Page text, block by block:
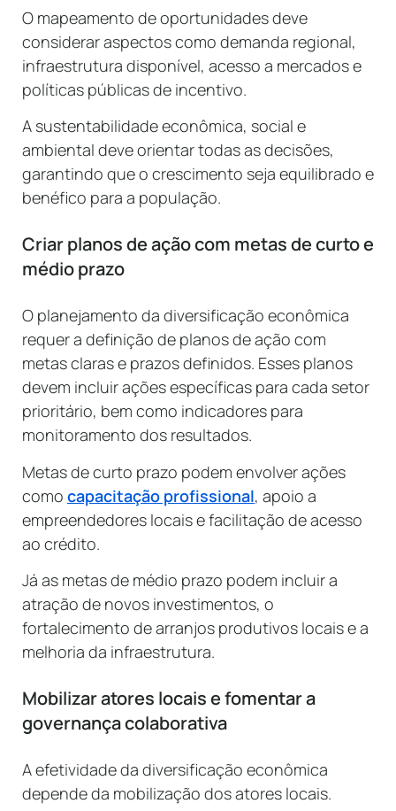
O mapeamento de oportunidades deve
considerar aspectos como demanda regional,
infraestrutura disponível, acesso a mercados e
políticas públicas de incentivo.
A sustentabilidade econômica, social e
ambiental deve orientar todas as decisões,
garantindo que o crescimento seja equilibrado e
benéfico para a população.
Criar planos de ação com metas de curto e
médio prazo
O planejamento da diversificação econômica
requer a definição de planos de ação com
metas claras e prazos definidos. Esses planos
devem incluir ações específicas para cada setor
prioritário, bem como indicadores para
monitoramento dos resultados.
Metas de curto prazo podem envolver ações
como capacitação profissional, apoio a
empreendedores locais e facilitação de acesso
ao crédito.
Já as metas de médio prazo podem incluir a
atração de novos investimentos, o
fortalecimento de arranjos produtivos locais e a
melhoria da infraestrutura.
Mobilizar atores locais e fomentar a
governança colaborativa
A efetividade da diversificação econômica
depende da mobilização dos atores locais.